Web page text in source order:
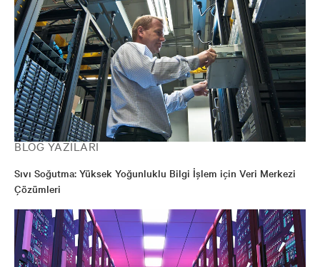
BLOG YAZILARI
Sıvı Soğutma: Yüksek Yoğunluklu Bilgi İşlem için Veri Merkezi
Çözümleri